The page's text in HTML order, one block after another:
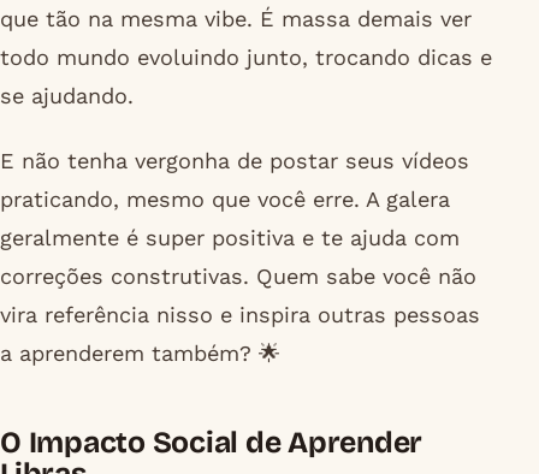
que tão na mesma vibe. É massa demais ver
todo mundo evoluindo junto, trocando dicas e
se ajudando.
E não tenha vergonha de postar seus vídeos
praticando, mesmo que você erre. A galera
geralmente é super positiva e te ajuda com
correções construtivas. Quem sabe você não
vira referência nisso e inspira outras pessoas
a aprenderem também? 🌟
O Impacto Social de Aprender